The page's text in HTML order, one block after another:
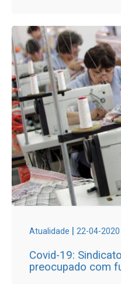
Atualidade | 22-04-2020
Covid-19:
preocupado com